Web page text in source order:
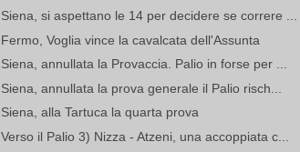
Siena, si aspettano le 14 per decidere se correre ...
Fermo, Voglia vince la cavalcata dell'Assunta
Siena, annullata la Provaccia. Palio in forse per ...
Siena, annullata la prova generale il Palio risch...
Siena, alla Tartuca la quarta prova
Verso il Palio 3) Nizza - Atzeni, una accoppiata c...